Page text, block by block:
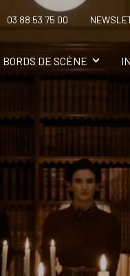
03 88 53 75 00
BORDS DE SCÈNE